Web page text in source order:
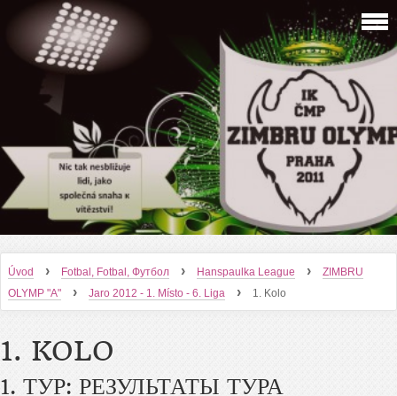
Úvod › Fotbal, Fotbal, Футбол › Hanspaulka League ›
ZIMBRU
OLYMP "A"
› Jaro 2012 - 1. Místo - 6. Liga › 1. Kolo
1. KOLO
1. ТУР: РЕЗУЛЬТАТЫ ТУРА